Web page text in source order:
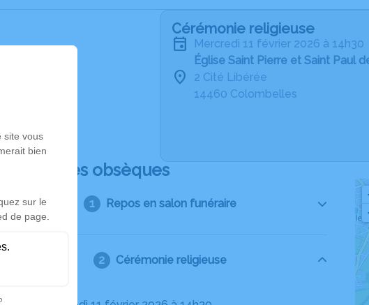
Cérémonie religieuse
mercredi 11 février 2026 à 14h30
Église Saint Pierre et Saint Paul
2 Cité Libérée
14460 Colombelles
Déroulé des obsèques
Repos en salon funéraire
Cérémonie religieuse